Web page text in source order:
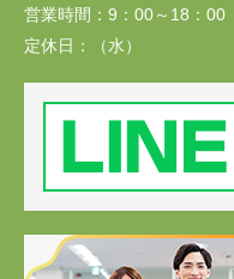
営業時間： 9：00～18：00
定休日：
（水）